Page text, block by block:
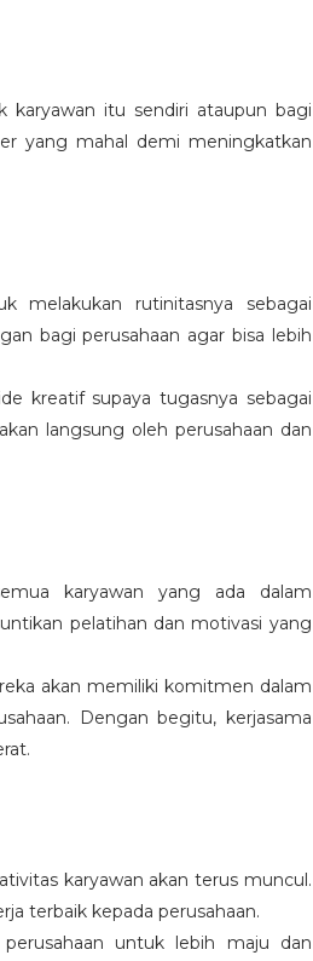
karyawan itu sendiri ataupun bagi
yang mahal demi meningkatkan
melakukan rutinitasnya sebagai
bagi perusahaan agar bisa lebih
kreatif supaya tugasnya sebagai
langsung oleh perusahaan dan
karyawan yang ada dalam
pelatihan dan motivasi yang
akan memiliki komitmen dalam
Dengan begitu, kerjasama
karyawan akan terus muncul.
terbaik kepada perusahaan.
untuk lebih maju dan